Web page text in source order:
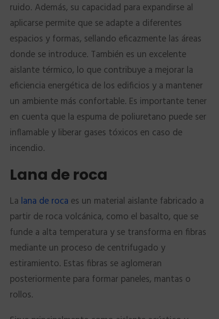
ruido. Además, su capacidad para expandirse al
aplicarse permite que se adapte a diferentes
espacios y formas, sellando eficazmente las áreas
donde se introduce. También es un excelente
aislante térmico, lo que contribuye a mejorar la
eficiencia energética de los edificios y a mantener
un ambiente más confortable. Es importante tener
en cuenta que la espuma de poliuretano puede ser
inflamable y liberar gases tóxicos en caso de
incendio.
Lana de roca
La lana de roca es un material aislante fabricado a
partir de roca volcánica, como el basalto, que se
funde a alta temperatura y se transforma en fibras
mediante un proceso de centrifugado y
estiramiento. Estas fibras se aglomeran
posteriormente para formar paneles, mantas o
rollos.